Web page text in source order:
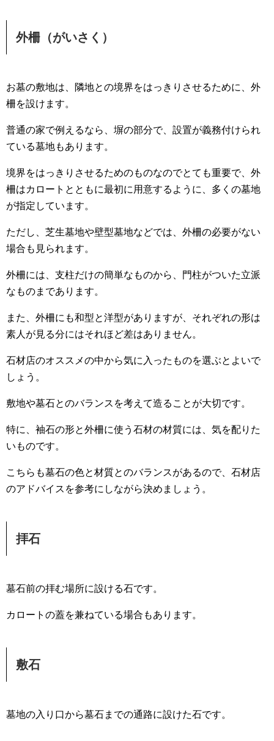
外柵（がいさく）
お墓の敷地は、隣地との境界をはっきりさせるために、外
柵を設けます。
普通の家で例えるなら、塀の部分で、設置が義務付けられ
ている墓地もあります。
境界をはっきりさせるためのものなのでとても重要で、外
柵はカロートとともに最初に用意するように、多くの墓地
が指定しています。
ただし、芝生墓地や壁型墓地などでは、外柵の必要がない
場合も見られます。
外柵には、支柱だけの簡単なものから、門柱がついた立派
なものまであります。
また、外柵にも和型と洋型がありますが、それぞれの形は
素人が見る分にはそれほど差はありません。
石材店のオススメの中から気に入ったものを選ぶとよいで
しょう。
敷地や墓石とのバランスを考えて造ることが大切です。
特に、袖石の形と外柵に使う石材の材質には、気を配りた
いものです。
こちらも墓石の色と材質とのバランスがあるので、石材店
のアドバイスを参考にしながら決めましょう。
拝石
墓石前の拝む場所に設ける石です。
カロートの蓋を兼ねている場合もあります。
敷石
墓地の入り口から墓石までの通路に設けた石です。